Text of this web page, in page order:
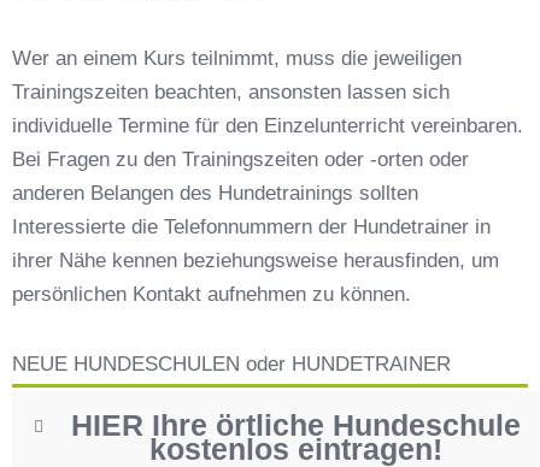
Darum lohnt sich der Besuch einer
Hundeschule
Wer an einem Kurs teilnimmt, muss die jeweiligen
Trainingszeiten beachten, ansonsten lassen sich
individuelle Termine für den Einzelunterricht vereinbaren.
Bei Fragen zu den Trainingszeiten oder -orten oder
anderen Belangen des Hundetrainings sollten
Interessierte die Telefonnummern der Hundetrainer in
ihrer Nähe kennen beziehungsweise herausfinden, um
persönlichen Kontakt aufnehmen zu können.
NEUE HUNDESCHULEN oder HUNDETRAINER
HIER Ihre örtliche Hundeschule
kostenlos eintragen!